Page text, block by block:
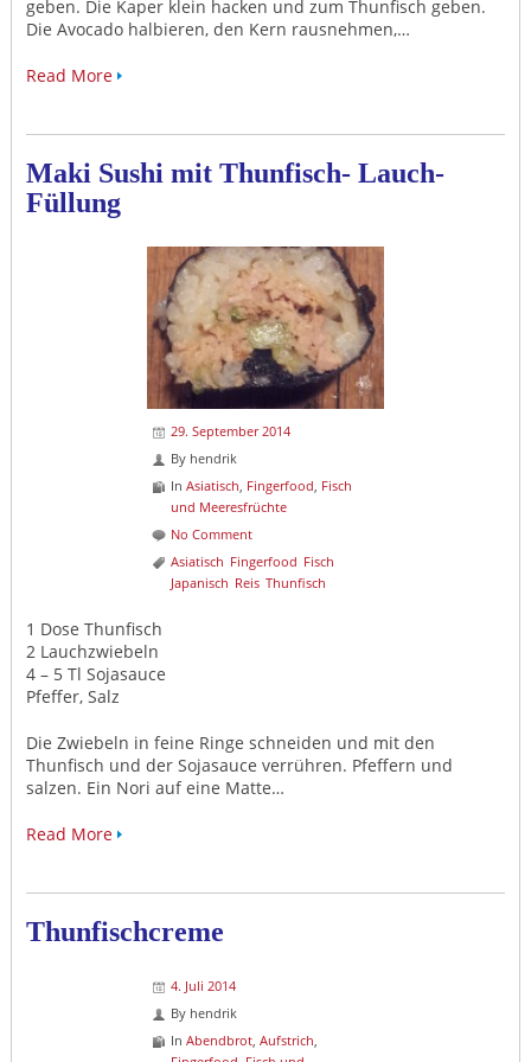
geben. Die Kaper klein hacken und zum Thunfisch geben.
Die Avocado halbieren, den Kern rausnehmen,…
Read More
Maki Sushi mit Thunfisch- Lauch-
Füllung
29. September 2014
By hendrik
In Asiatisch Fingerfood Fisch
und Meeresfrüchte
No Comment
Asiatisch Fingerfood Fisch
Japanisch Reis Thunfisch
1 Dose Thunfisch
2 Lauchzwiebeln
4 – 5 Tl Sojasauce
Pfeffer, Salz
Die Zwiebeln in feine Ringe schneiden und mit den
Thunfisch und der Sojasauce verrühren. Pfeffern und
salzen. Ein Nori auf eine Matte…
Read More
Thunfischcreme
4. Juli 2014
By hendrik
In Abendbrot, Aufstrich